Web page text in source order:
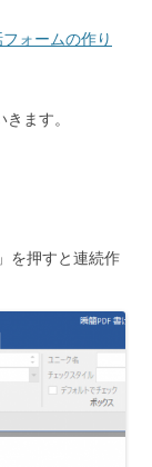
ォームの作り
ます。
を押すと連続作